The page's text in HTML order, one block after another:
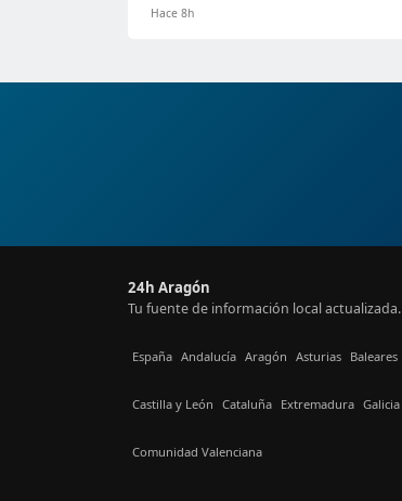
Hace 8h
24h Aragón
Tu fuente de información local actualizada.
España Andalucía Aragón Asturias Baleares
Castilla y León Cataluña Extremadura Galicia
Comunidad Valenciana